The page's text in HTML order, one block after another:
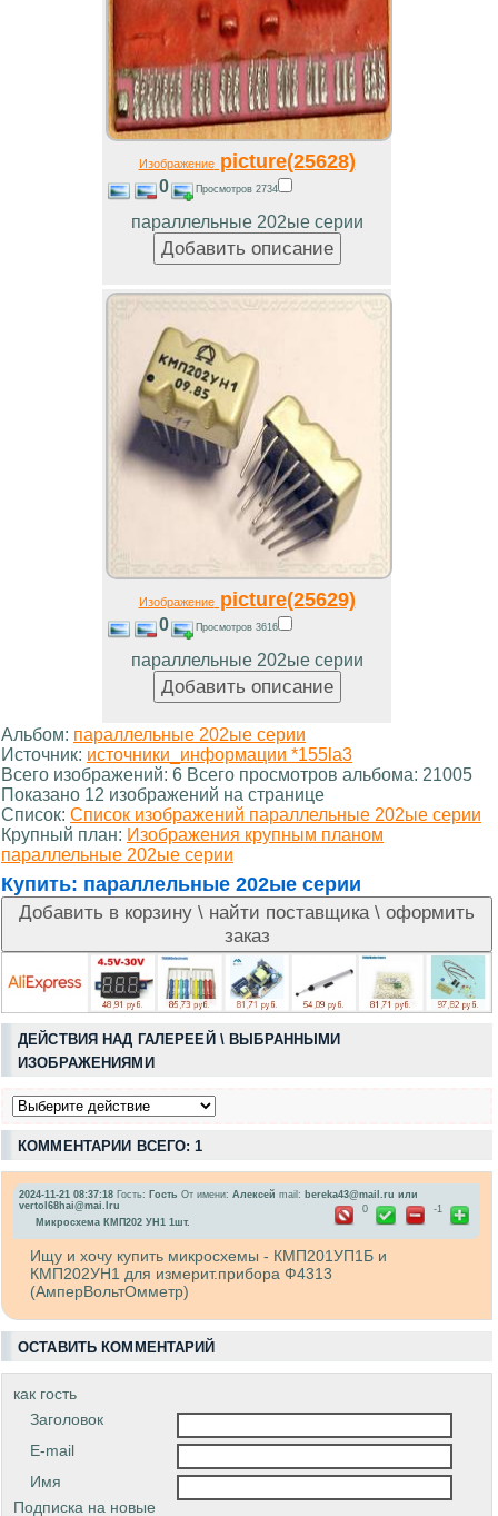
Изображениеpicture(25628)
0 Просмотров 2734
параллельные 202ые серии
Изображениеpicture(25629)
0 Просмотров 3616
параллельные 202ые серии
Альбом: параллельные 202ые серии
Источник: источники_информации *155la3
Всего изображений: 6 Всего просмотров альбома: 21005
Показано 12 изображений на странице
Список: Список изображений параллельные 202ые серии
Крупный план: Изображения крупным планом
параллельные 202ые серии
Купить: параллельные 202ые серии
ДЕЙСТВИЯ НАД ГАЛЕРЕЕЙ \ ВЫБРАННЫМИ
ИЗОБРАЖЕНИЯМИ
КОММЕНТАРИИ ВСЕГО: 1
2024-11-21 08:37:18 Гость: Гость От имени: Алексей mail: bereka43@mail.ru или
vertol68hai@mai.lru
-1
0
Микросхема КМП202 УН1 1шт.
Ищу и хочу купить микросхемы - КМП201УП1Б и
КМП202УН1 для измерит.прибора Ф4313
(АмперВольтОмметр)
ОСТАВИТЬ КОММЕНТАРИЙ
как гость
Заголовок
E-mail
Имя
Подписка на новые